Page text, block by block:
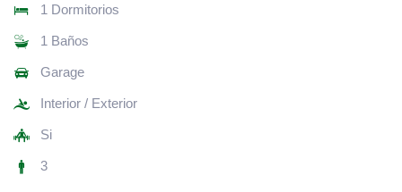
1 Dormitorios
1 Baños
Garage
Interior / Exterior
Si
3